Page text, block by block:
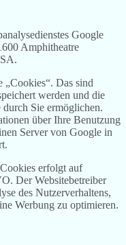
Google
Amphitheatre
„Cookies“. Das sind
werden und die
Sie ermöglichen.
über Ihre Benutzung
Server von Google in
erfolgt auf
Der Websitebetreiber
des Nutzerverhaltens,
Werbung zu optimieren.